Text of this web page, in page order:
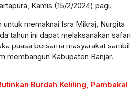
Kamis (15/2/2024) pagi.
untuk memaknai Isra Mikraj, Nurgita
tahun ini dapat melaksanakan safari
puasa bersama masyarakat sambil
membangun Kabupaten Banjar.
Burdah Keliling, Pambakal